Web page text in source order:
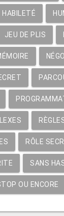
HABILETÉ
JEU DE PLIS
RÔLE
SANS
OU ENCORE